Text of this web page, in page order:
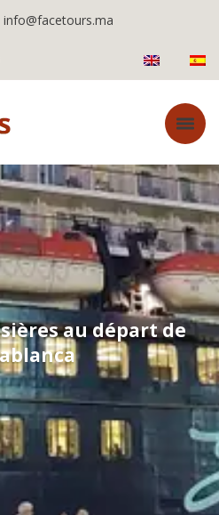
info@facetours.ma
au départ de